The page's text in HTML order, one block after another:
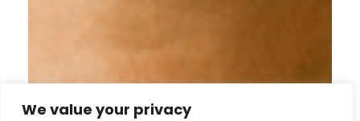
We value your privacy